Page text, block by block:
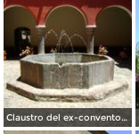
Claustro del ex-convento de la Asunción (siglo XVI). Abril/2012